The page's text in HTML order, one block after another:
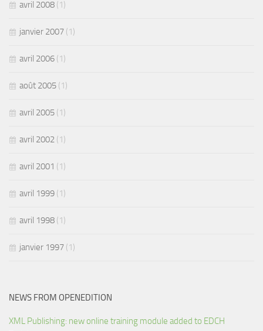
avril 2008 (1)
janvier 2007 (1)
avril 2006 (1)
août 2005 (1)
avril 2005 (1)
avril 2002 (1)
avril 2001 (1)
avril 1999 (1)
avril 1998 (1)
janvier 1997 (1)
NEWS FROM OPENEDITION
XML Publishing: new online training module added to EDCH